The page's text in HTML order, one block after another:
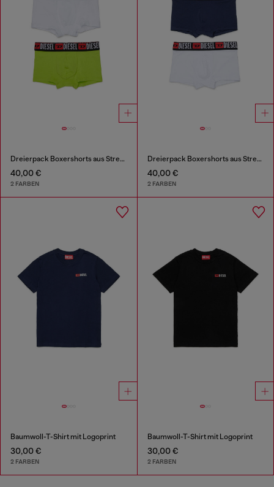
Dreierpack Boxershorts aus Stretch-Baumwolle
40,00 €
2 FARBEN
Dreierpack Boxershorts aus Stretch-Baumwolle
40,00 €
2 FARBEN
Baumwoll-T-Shirt mit Logoprint
30,00 €
2 FARBEN
Baumwoll-T-Shirt mit Logoprint
30,00 €
2 FARBEN